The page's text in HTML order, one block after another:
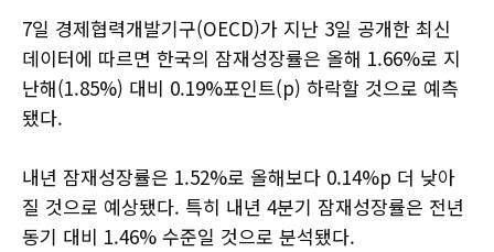
7일 경제협력개발기구(OECD)가 지난 3일 공개한 최신
데이터에 따르면 한국의 잠재성장률은 올해 1.66%로 지
난해(1.85%) 대비 0.19%포인트(p) 하락할 것으로 예측
됐다.
내년 잠재성장률은 1.52%로 올해보다 0.14%p 더 낮아
질 것으로 예상됐다. 특히 내년 4분기 잠재성장률은 전년
동기 대비 1.46% 수준일 것으로 분석됐다.